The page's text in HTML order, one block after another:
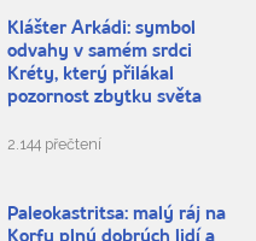
Klášter Arkádi: symbol
odvahy v samém srdci
Kréty, který přilákal
pozornost zbytku světa
2.144 přečtení
Paleokastritsa: malý ráj na